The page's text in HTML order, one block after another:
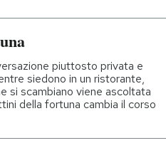
piuttosto privata e
siedono in un ristorante,
si scambiano viene ascoltata
della fortuna cambia il corso